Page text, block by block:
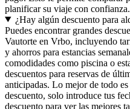
planificar su viaje con confianza.
¿Hay algún descuento para
Puedes encontrar grandes
Vautorte en Vrbo, incluyendo
y ahorros para estancias
comodidades como piscina o
descuentos para reservas de
anticipadas. Lo mejor de todo
descuento, solo introduce tus
descuento para ver las mejores